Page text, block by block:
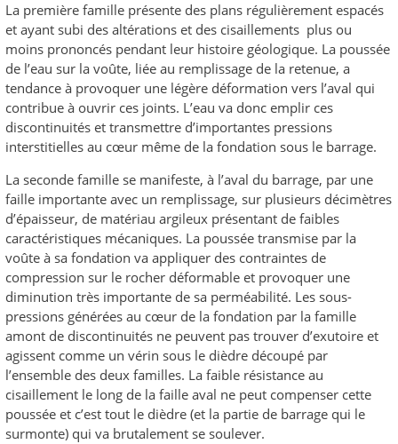
La première famille présente des plans régulièrement espacés
et ayant subi des altérations et des cisaillements plus ou
moins prononcés pendant leur histoire géologique. La poussée
de l’eau sur la voûte, liée au remplissage de la retenue, a
tendance à provoquer une légère déformation vers l’aval qui
contribue à ouvrir ces joints. L’eau va donc emplir ces
discontinuités et transmettre d’importantes pressions
interstitielles au cœur même de la fondation sous le barrage.
La seconde famille se manifeste, à l’aval du barrage, par une
faille importante avec un remplissage, sur plusieurs décimètres
d’épaisseur, de matériau argileux présentant de faibles
caractéristiques mécaniques. La poussée transmise par la
voûte à sa fondation va appliquer des contraintes de
compression sur le rocher déformable et provoquer une
diminution très importante de sa perméabilité. Les sous-
pressions générées au cœur de la fondation par la famille
amont de discontinuités ne peuvent pas trouver d’exutoire et
agissent comme un vérin sous le dièdre découpé par
l’ensemble des deux familles. La faible résistance au
cisaillement le long de la faille aval ne peut compenser cette
poussée et c’est tout le dièdre (et la partie de barrage qui le
surmonte) qui va brutalement se soulever.